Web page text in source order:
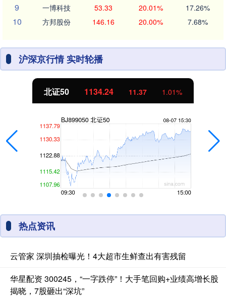
9 一博科技 53.33 20.01% 17.26%
10 方邦股份 146.16 20.00% 7.68%
沪深京行情 实时轮播
北证50 1134.24 11.37 1.01%
热点资讯
云管家 深圳抽检曝光！4大超市生鲜查出有害残留
华星配资 300245，“一字跌停”！大手笔回购+业绩高增长股
揭晓，7股砸出“深坑”